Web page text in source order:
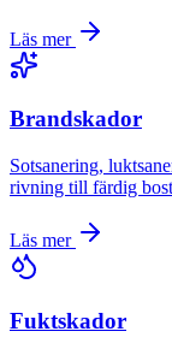
Läs mer
Brandskador
Sotsanering,
rivning till färdig
Läs mer
Fuktskador